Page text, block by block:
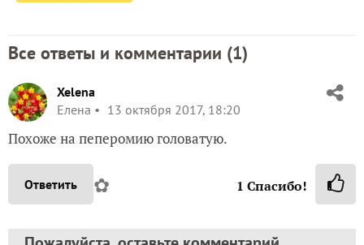
Все ответы и комментарии (1)
Xelena
Елена
13 октября 2017, 18:20
Похоже на пеперомию головатую.
Ответить ✿ 1 Спасибо!